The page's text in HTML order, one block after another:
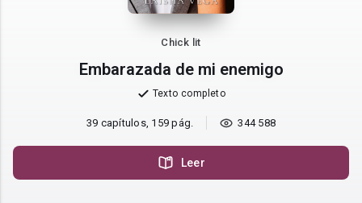
Chick lit
Embarazada de mi enemigo
Texto completo
39 capítulos, 159 pág. 344 588
Leer